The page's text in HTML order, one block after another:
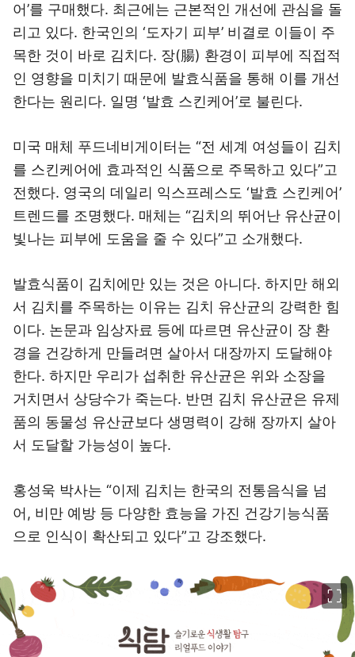
어’를 구매했다. 최근에는 근본적인 개선에 관심을 돌
리고 있다. 한국인의 ‘도자기 피부’ 비결로 이들이 주
목한 것이 바로 김치다. 장(腸) 환경이 피부에 직접적
인 영향을 미치기 때문에 발효식품을 통해 이를 개선
한다는 원리다. 일명 ‘발효 스킨케어’로 불린다.
미국 매체 푸드네비게이터는 “전 세계 여성들이 김치
를 스킨케어에 효과적인 식품으로 주목하고 있다”고
전했다. 영국의 데일리 익스프레스도 ‘발효 스킨케어’
트렌드를 조명했다. 매체는 “김치의 뛰어난 유산균이
빛나는 피부에 도움을 줄 수 있다”고 소개했다.
발효식품이 김치에만 있는 것은 아니다. 하지만 해외
서 김치를 주목하는 이유는 김치 유산균의 강력한 힘
이다. 논문과 임상자료 등에 따르면 유산균이 장 환
경을 건강하게 만들려면 살아서 대장까지 도달해야
한다. 하지만 우리가 섭취한 유산균은 위와 소장을
거치면서 상당수가 죽는다. 반면 김치 유산균은 유제
품의 동물성 유산균보다 생명력이 강해 장까지 살아
서 도달할 가능성이 높다.
홍성욱 박사는 “이제 김치는 한국의 전통음식을 넘
어, 비만 예방 등 다양한 효능을 가진 건강기능식품
으로 인식이 확산되고 있다”고 강조했다.